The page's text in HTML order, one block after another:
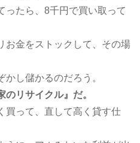
ったら、8千円で買い取って
お金をストックして、その場
し儲かるのだろう。
リサイクル』だ。
買って、直して高く貸す仕